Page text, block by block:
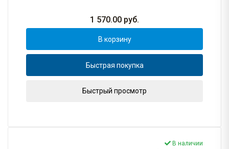
1 570.00 руб.
В корзину
Быстрая покупка
Быстрый просмотр
В наличии